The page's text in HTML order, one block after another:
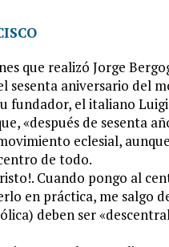
que realizó Jorge
sesenta aniversario del
fundador, el italiano Luigi
«después de sesenta
eclesial,
de todo.
Cuando pongo al
en práctica, me salgo
deben ser